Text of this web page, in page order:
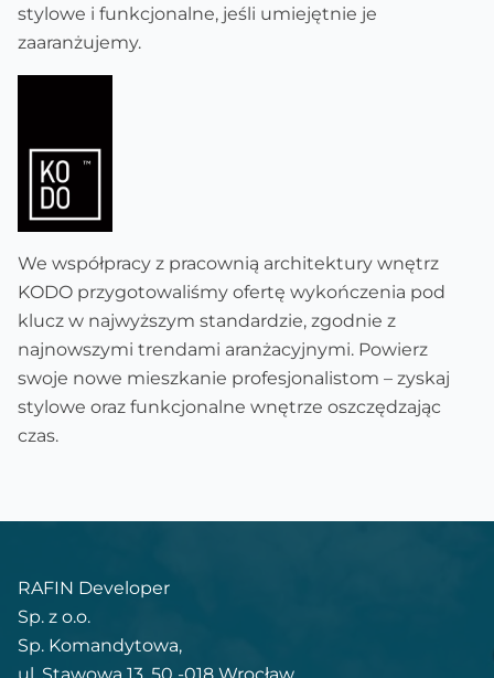
stylowe i funkcjonalne, jeśli umiejętnie je
zaaranżujemy.
We współpracy z pracownią architektury wnętrz
KODO przygotowaliśmy ofertę wykończenia pod
klucz w najwyższym standardzie, zgodnie z
najnowszymi trendami aranżacyjnymi. Powierz
swoje nowe mieszkanie profesjonalistom – zyskaj
stylowe oraz funkcjonalne wnętrze oszczędzając
czas.
RAFIN Developer
Sp. z o.o.
Sp. Komandytowa,
ul. Stawowa 13, 50 -018 Wrocław